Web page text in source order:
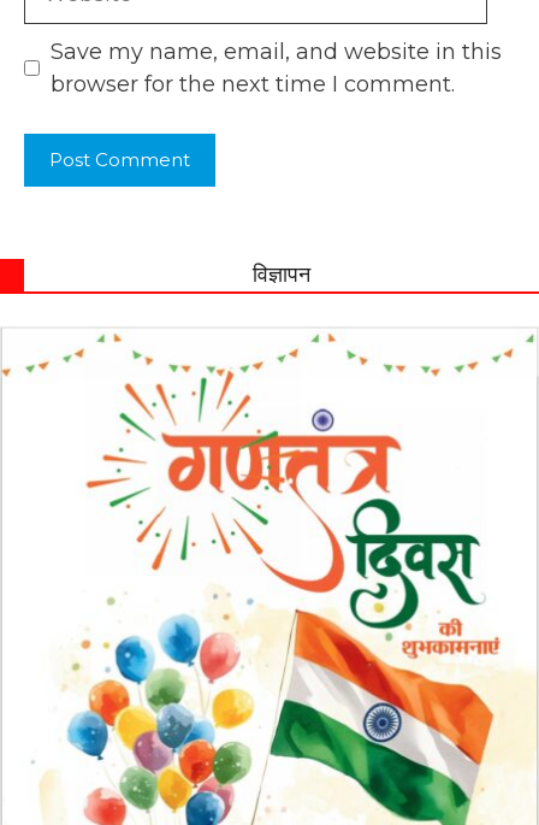
Save my name, email, and website in this
browser for the next time I comment.
विज्ञापन